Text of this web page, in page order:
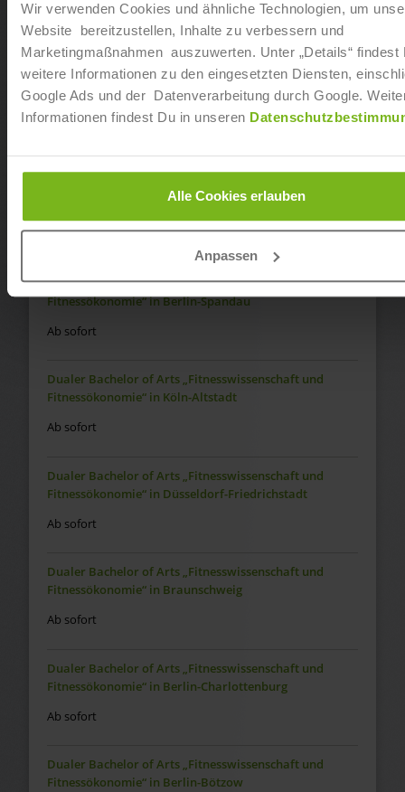
Wir verwenden Cookies und ähnliche Technologien, um
Website bereitzustellen, Inhalte zu verbessern und
Marketingmaßnahmen auszuwerten. Unter „Details“ findest
weitere Informationen zu den eingesetzten Diensten,
Google Ads und der Datenverarbeitung durch Google.
Informationen findest Du in unseren
Alle Cookies erlauben
Anpassen
Fitnessökonomie“ in Dresden-Seidnitz
Dualer Bachelor of Arts „Fitnesswissenschaft und
Fitnessökonomie“ in Koblenz
Fitnessökonomie“ in Regensburg
Ab sofort
Dualer Bachelor of Arts „Fitnesswissenschaft und
Fitnessökonomie“ in Berlin-Spandau
Ab sofort
Dualer Bachelor of Arts „Fitnesswissenschaft und
Fitnessökonomie“ in Köln-Altstadt
Ab sofort
Dualer Bachelor of Arts „Fitnesswissenschaft und
Fitnessökonomie“ in Düsseldorf-Friedrichstadt
Ab sofort
Dualer Bachelor of Arts „Fitnesswissenschaft und
Fitnessökonomie“ in Braunschweig
Ab sofort
Dualer Bachelor of Arts „Fitnesswissenschaft und
Fitnessökonomie“ in Berlin-Charlottenburg
Ab sofort
Dualer Bachelor of Arts „Fitnesswissenschaft und
Fitnessökonomie“ in Berlin-Bötzow